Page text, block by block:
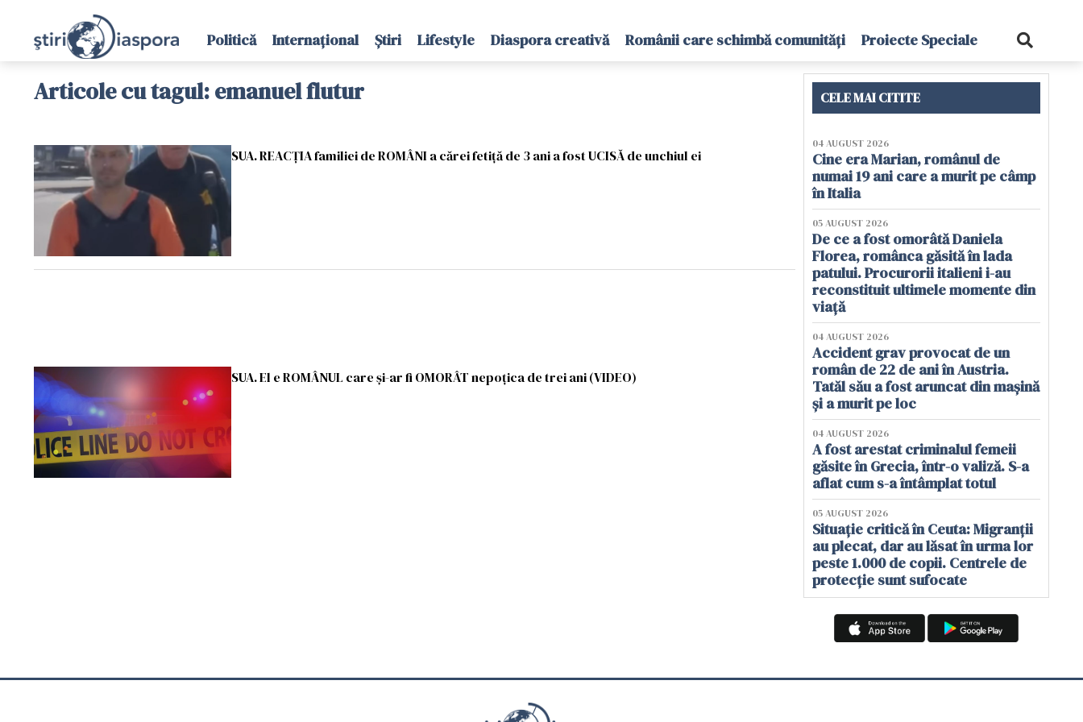
Politică Internațional Știri Lifestyle Diaspora creativă Românii care schimbă comunități Proiecte Speciale
Articole cu tagul: emanuel flutur
SUA. REACȚIA familiei de ROMÂNI a cărei fetiță de 3 ani a fost UCISĂ de unchiul ei
SUA. El e ROMÂNUL care și-ar fi OMORÂT nepoțica de trei ani (VIDEO)
CELE MAI CITITE
04 AUGUST 2026
Cine era Marian, românul de
numai 19 ani care a murit pe câmp
în Italia
05 AUGUST 2026
De ce a fost omorâtă Daniela
Florea, românca găsită în lada
patului. Procurorii italieni i-au
reconstituit ultimele momente din
viață
04 AUGUST 2026
Accident grav provocat de un
român de 22 de ani în Austria.
Tatăl său a fost aruncat din mașină
și a murit pe loc
04 AUGUST 2026
A fost arestat criminalul femeii
găsite în Grecia, într-o valiză. S-a
aflat cum s-a întâmplat totul
05 AUGUST 2026
Situație critică în Ceuta: Migranții
au plecat, dar au lăsat în urma lor
peste 1.000 de copii. Centrele de
protecție sunt sufocate